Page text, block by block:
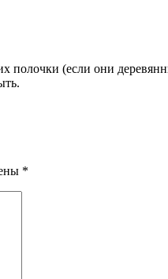
полочки (если они
*